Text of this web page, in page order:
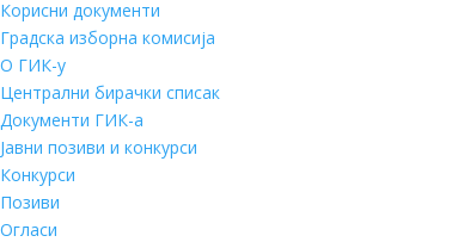
Корисни документи
Градска изборна комисија
О ГИК-у
Централни бирачки списак
Документи ГИК-а
Јавни позиви и конкурси
Конкурси
Позиви
Огласи